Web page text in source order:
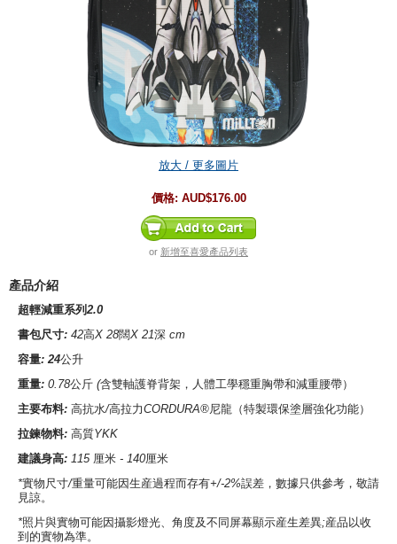
放大 / 更多圖片
價格: AUD$176.00
or 新增至喜愛產品列表
產品介紹
超輕減重系列 2.0
書包尺寸: 42高X 28闊X 21深 cm
容量: 24公升
重量: 0.78公斤 (含雙軸護脊背架，人體工學穩重胸帶和減重腰帶）
主要布料: 高抗水/高拉力CORDURA®尼龍（特製環保塗層強化功能）
拉鍊物料: 高質YKK
建議身高: 115 厘米 - 140厘米
*實物尺寸/重量可能因生産過程而存有+/-2%誤差，數據只供參考，敬請
見諒。
*照片與實物可能因攝影燈光、角度及不同屏幕顯示産生差異;産品以收
到的實物為準。